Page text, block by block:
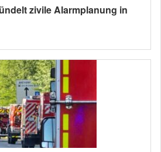
zivile Alarmplanung in